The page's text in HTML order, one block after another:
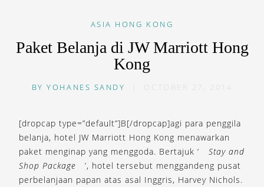
ASIA HONG KONG
Paket Belanja di JW Marriott Hong
Kong
BYYOHANES SANDY OCTOBER 27, 2014
[dropcap type=”default”]B[/dropcap]agi para penggila
belanja, hotel JW Marriott Hong Kong menawarkan
paket menginap yang menggoda. Bertajuk ‘
Stay and
Shop Package
’, hotel tersebut menggandeng pusat
perbelanjaan papan atas asal Inggris, Harvey Nichols.